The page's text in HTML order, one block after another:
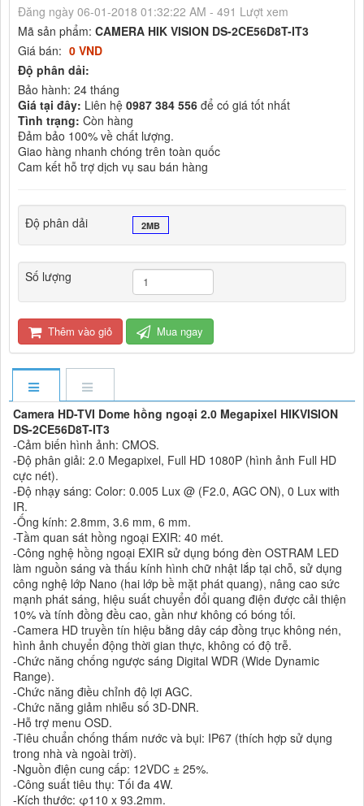
Đăng ngày 06-01-2018 01:32:22 AM - 491 Lượt xem
Mã sản phẩm: CAMERA HIK VISION DS-2CE56D8T-IT3
Giá bán: 0 VND
Độ phân dải:
Bảo hành: 24 tháng
Giá tại đây: Liên hệ 0987 384 556 để có giá tốt nhất
Tình trạng: Còn hàng
Đảm bảo 100% về chất lượng.
Giao hàng nhanh chóng trên toàn quốc
Cam kết hỗ trợ dịch vụ sau bán hàng
Độ phân dải 2MB
Số lượng
Thêm vào giỏ Mua ngay
Camera HD-TVI Dome hồng ngoại 2.0 Megapixel HIKVISION
DS-2CE56D8T-IT3
-Cảm biến hình ảnh: CMOS.
-Độ phân giải: 2.0 Megapixel, Full HD 1080P (hình ảnh Full HD
cực nét).
-Độ nhạy sáng: Color: 0.005 Lux @ (F2.0, AGC ON), 0 Lux with
IR.
-Ống kính: 2.8mm, 3.6 mm, 6 mm.
-Tầm quan sát hồng ngoại EXIR: 40 mét.
-Công nghệ hồng ngoại EXIR sử dụng bóng đèn OSTRAM LED
làm nguồn sáng và thấu kính hình chữ nhật lắp tại chỗ, sử dụng
công nghệ lớp Nano (hai lớp bề mặt phát quang), nâng cao sức
mạnh phát sáng, hiệu suất chuyển đổi quang điện được cải thiện
10% và tính đồng đều cao, gần như không có bóng tối.
-Camera HD truyền tín hiệu bằng dây cáp đồng trục không nén,
hình ảnh chuyển động thời gian thực, không có độ trễ.
-Chức năng chống ngược sáng Digital WDR (Wide Dynamic
Range).
-Chức năng điều chỉnh độ lợi AGC.
-Chức năng giảm nhiễu số 3D-DNR.
-Hỗ trợ menu OSD.
-Tiêu chuẩn chống thấm nước và bụi: IP67 (thích hợp sử dụng
trong nhà và ngoài trời).
-Nguồn điện cung cấp: 12VDC ± 25%.
-Công suất tiêu thụ: Tối đa 4W.
-Kích thước: φ110 x 93.2mm.